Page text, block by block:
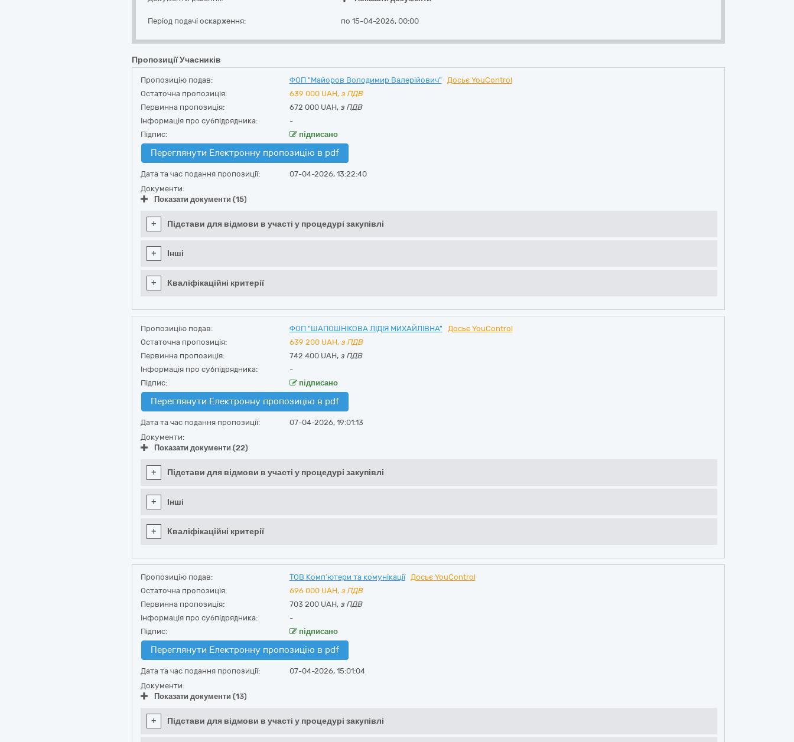
Період подачі оскарження: по 15-04-2026, 00:00
Пропозиції Учасників
Пропозицію подав: ФОП "Майоров Володимир Валерійович"
Досьє YouControl
Остаточна пропозиція:
639 000 UAH, з ПДВ
Первинна пропозиція:
672 000 UAH, з ПДВ
Інформація про субпідрядника:
-
Підпис:
підписано
Переглянути Електронну пропозицію в pdf
Дата та час подання пропозиції:
07-04-2026, 13:22:40
Документи:
Показати документи (15)
+ Підстави для відмови в участі у процедурі закупівлі
+ Інші
+ Кваліфікаційні критерії
Пропозицію подав: ФОП "ШАПОШНІКОВА ЛІДІЯ МИХАЙЛІВНА"
Досьє YouControl
Остаточна пропозиція:
639 200 UAH, з ПДВ
Первинна пропозиція:
742 400 UAH, з ПДВ
Інформація про субпідрядника:
-
Підпис:
підписано
Переглянути Електронну пропозицію в pdf
Дата та час подання пропозиції:
07-04-2026, 19:01:13
Документи:
Показати документи (22)
+ Підстави для відмови в участі у процедурі закупівлі
+ Інші
+ Кваліфікаційні критерії
Пропозицію подав: ТОВ Комп’ютери та комунікації
Досьє YouControl
Остаточна пропозиція:
696 000 UAH, з ПДВ
Первинна пропозиція:
703 200 UAH, з ПДВ
Інформація про субпідрядника:
-
Підпис:
підписано
Переглянути Електронну пропозицію в pdf
Дата та час подання пропозиції:
07-04-2026, 15:01:04
Документи:
Показати документи (13)
+ Підстави для відмови в участі у процедурі закупівлі